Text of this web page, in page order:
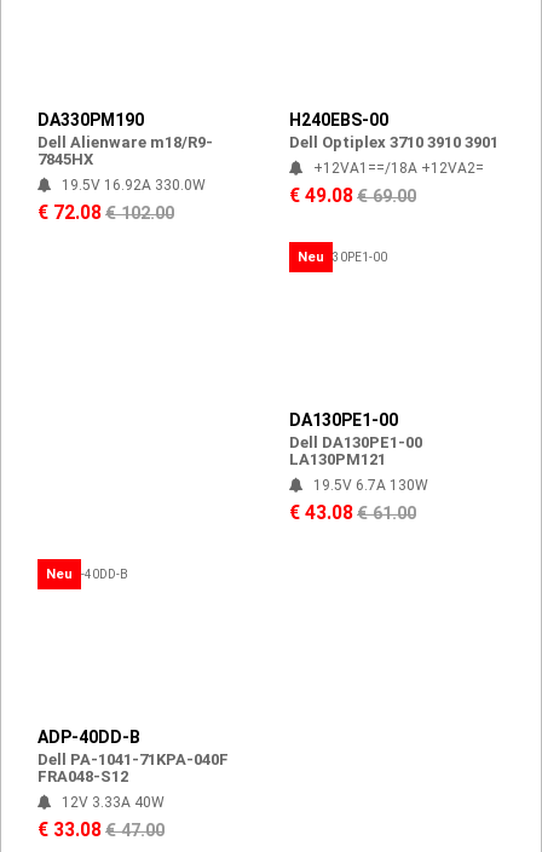
DA330PM190
Dell Alienware m18/R9-
7845HX
19.5V 16.92A 330.0W
€ 72.08€ 102.00
H240EBS-00
Dell Optiplex 3710 3910 3901
+12VA1==/18A +12VA2=
€ 49.08€ 69.00
Neu
DA130PE1-00
Dell DA130PE1-00
LA130PM121
19.5V 6.7A 130W
€ 43.08€ 61.00
Neu
ADP-40DD-B
Dell PA-1041-71KPA-040F
FRA048-S12
12V 3.33A 40W
€ 33.08€ 47.00